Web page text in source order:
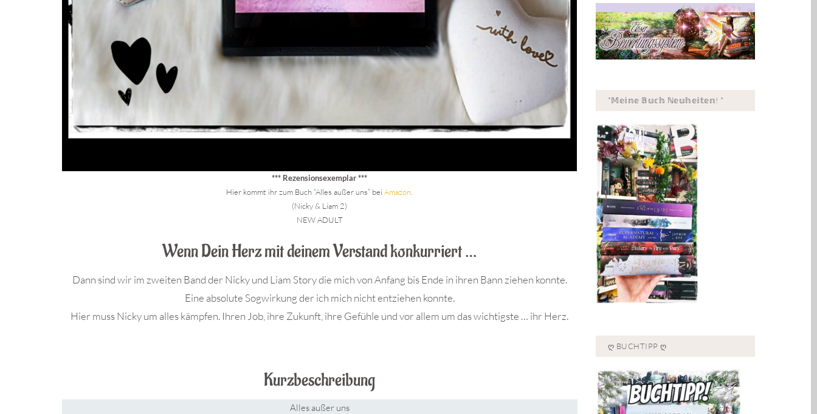
*** Rezensionsexemplar ***
Hier kommt ihr zum Buch “Alles außer uns” beiAmazon
(Nicky & Liam 2)
NEW ADULT
Wenn Dein Herz mit deinem Verstand konkurriert …
Dann sind wir im zweiten Band der Nicky und Liam Story die mich von Anfang bis Ende in ihren Bann ziehen konnte.
Eine absolute Sogwirkung der ich mich nicht entziehen konnte.
Hier muss Nicky um alles kämpfen. Ihren Job, ihre Zukunft, ihre Gefühle und vor allem um das wichtigste … ihr Herz.
Kurzbeschreibung
Alles außer uns
*𝕄𝕖𝕚𝕟𝕖 𝔹𝕦𝕔𝕙 ℕ𝕖𝕦𝕙𝕖𝕚𝕥𝕖𝕟! *
Ღ BUCHTIPP Ღ